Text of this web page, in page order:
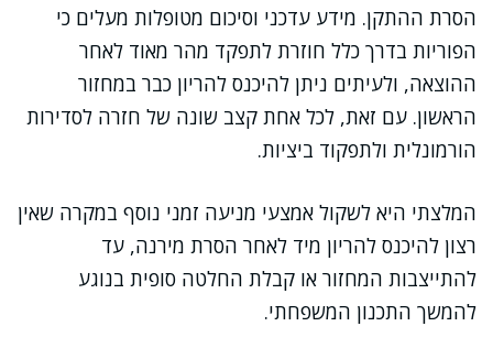
הסרת ההתקן. מידע עדכני וסיכום מטופלות מעלים כי
הפוריות בדרך כלל חוזרת לתפקד מהר מאוד לאחר
ההוצאה, ולעיתים ניתן להיכנס להריון כבר במחזור
הראשון. עם זאת, לכל אחת קצב שונה של חזרה לסדירות
הורמונלית ולתפקוד ביציות.
המלצתי היא לשקול אמצעי מניעה זמני נוסף במקרה שאין
רצון להיכנס להריון מיד לאחר הסרת מירנה, עד
להתייצבות המחזור או קבלת החלטה סופית בנוגע
להמשך התכנון המשפחתי.